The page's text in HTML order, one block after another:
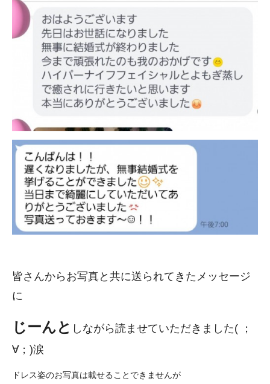
皆さんからお写真と共に送られてきたメッセージ
に
じーんと しながら読ませていただきました( ；
∀；)涙
ドレス姿のお写真は載せることできませんが